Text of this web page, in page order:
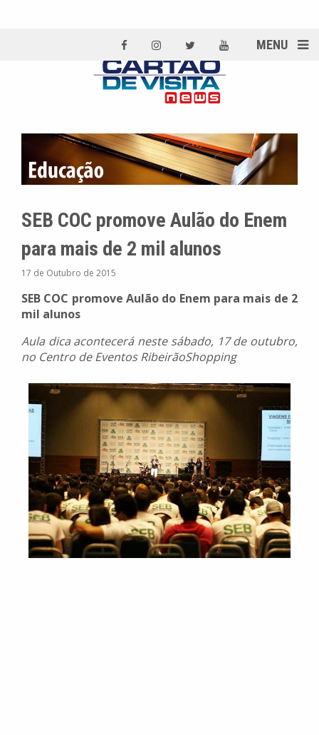
MENU
SEB COC promove Aulão do Enem
para mais de 2 mil alunos
17 de Outubro de 2015
SEB COC promove Aulão do Enem para mais de 2
mil alunos
Aula dica acontecerá neste sábado, 17 de outubro,
no Centro de Eventos RibeirãoShopping